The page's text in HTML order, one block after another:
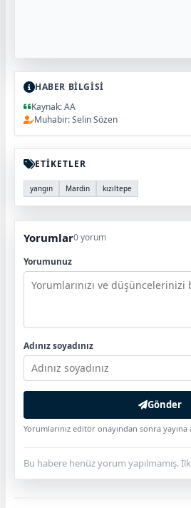
HABER BİLGİSİ
Kaynak: AA
Muhabir: Selin Sözen
ETİKETLER
yangın Mardin kızıltepe
Yorumlar0 yorum
Yorumunuz
Adınız soyadınız
Gönder
Yorumlarınız editör onayından sonra yayına
Bu habere henüz yorum yapılmamış.